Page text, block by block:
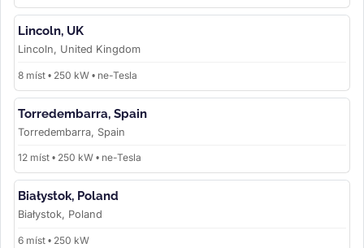
Lincoln, UK
Lincoln, United Kingdom
8 míst • 250 kW • ne-Tesla
Torredembarra, Spain
Torredembarra, Spain
12 míst • 250 kW • ne-Tesla
Białystok, Poland
Białystok, Poland
6 míst • 250 kW